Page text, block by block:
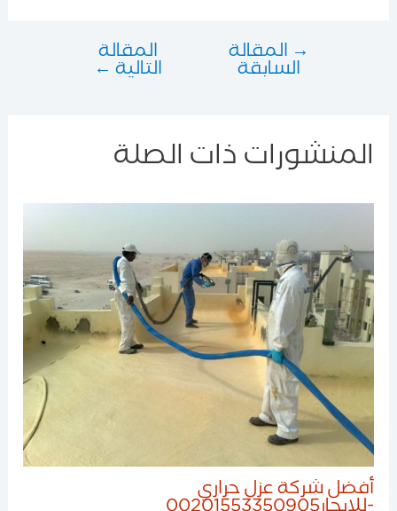
تصفّح
المقالات
→المقالة
السابقة
المقالة
التالية ←
المنشورات ذات الصلة
أفضل شركة عزل حراري